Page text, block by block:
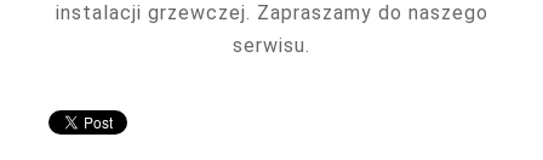
instalacji grzewczej. Zapraszamy do naszego
serwisu.